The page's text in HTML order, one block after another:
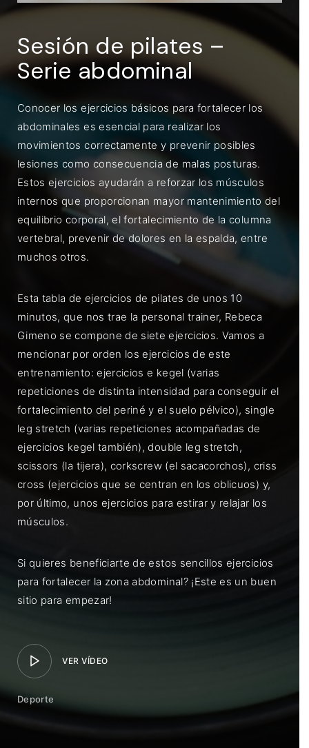
Sesión de pilates –
Serie abdominal
Conocer los ejercicios básicos para fortalecer los
abdominales es esencial para realizar los
movimientos correctamente y prevenir posibles
lesiones como consecuencia de malas posturas.
Estos ejercicios ayudarán a reforzar los músculos
internos que proporcionan mayor mantenimiento del
equilibrio corporal, el fortalecimiento de la columna
vertebral, prevenir de dolores en la espalda, entre
muchos otros.
Esta tabla de ejercicios de pilates de unos 10
minutos, que nos trae la personal trainer, Rebeca
Gimeno se compone de siete ejercicios. Vamos a
mencionar por orden los ejercicios de este
entrenamiento: ejercicios e kegel (varias
repeticiones de distinta intensidad para conseguir el
fortalecimiento del periné y el suelo pélvico), single
leg stretch (varias repeticiones acompañadas de
ejercicios kegel también), double leg stretch,
scissors (la tijera), corkscrew (el sacacorchos), criss
cross (ejercicios que se centran en los oblicuos) y,
por último, unos ejercicios para estirar y relajar los
músculos.
Si quieres beneficiarte de estos sencillos ejercicios
para fortalecer la zona abdominal? ¡Este es un buen
sitio para empezar!
VER VÍDEO
Deporte